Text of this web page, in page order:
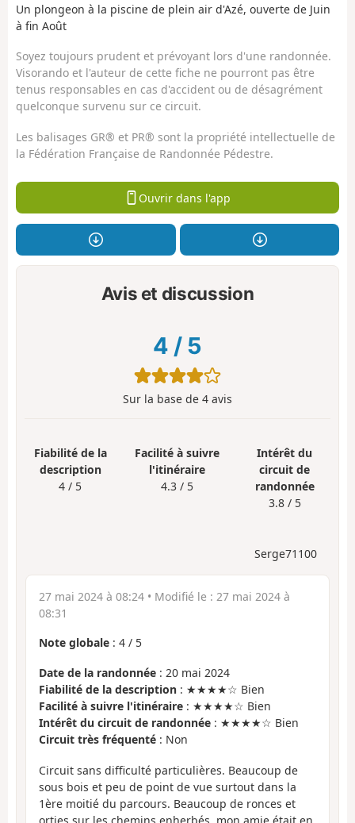
Un plongeon à la piscine de plein air d'Azé, ouverte de Juin
à fin Août
Soyez toujours prudent et prévoyant lors d'une randonnée.
Visorando et l'auteur de cette fiche ne pourront pas être
tenus responsables en cas d'accident ou de désagrément
quelconque survenu sur ce circuit.
Les balisages GR® et PR® sont la propriété intellectuelle de
la Fédération Française de Randonnée Pédestre.
Ouvrir dans l'app
Avis et discussion
4 / 5
Sur la base de 4 avis
Fiabilité de la
description
4 / 5
Facilité à suivre
l'itinéraire
4.3 / 5
Intérêt du
circuit de
randonnée
3.8 / 5
Serge71100
27 mai 2024 à 08:24 • Modifié le : 27 mai 2024 à
08:31
Note globale : 4 / 5
Date de la randonnée : 20 mai 2024
Fiabilité de la description : ★★★★☆ Bien
Facilité à suivre l'itinéraire : ★★★★☆ Bien
Intérêt du circuit de randonnée : ★★★★☆ Bien
Circuit très fréquenté : Non
Circuit sans difficulté particulières. Beaucoup de
sous bois et peu de point de vue surtout dans la
1ère moitié du parcours. Beaucoup de ronces et